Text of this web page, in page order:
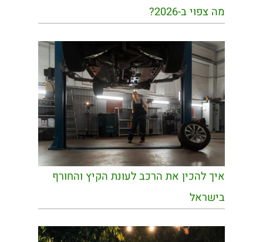
מה צפוי ב-2026?
איך להכין את הרכב לעונת הקיץ והחורף
בישראל